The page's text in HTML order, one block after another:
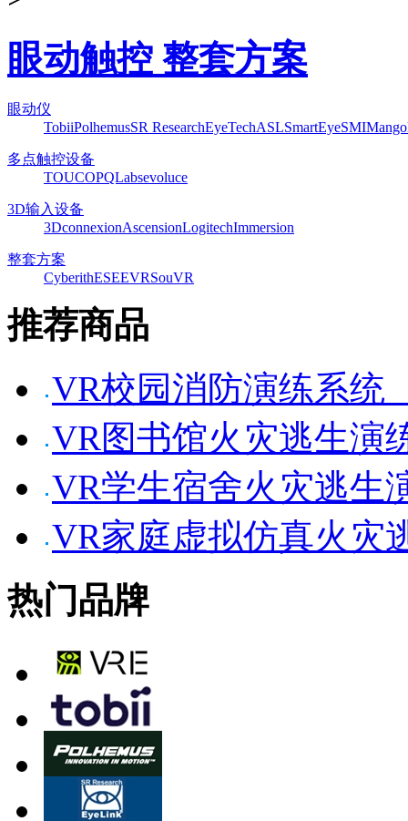
眼动触控 整套方案
眼动仪
TobiiPolhemusSR ResearchEyeTechASLSmartEyeSMI
多点触控设备
TOUCOPQLabsevoluce
3D输入设备
3DconnexionAscensionLogitechImmersion
整套方案
CyberithESEEVRSouVR
推荐商品
VR校园消防演练系统
VR图书馆火灾逃生演
VR学生宿舍火灾逃生
VR家庭虚拟仿真火灾
热门品牌